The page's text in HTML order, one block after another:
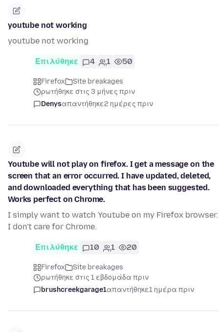
youtube not working
youtube not working
Επιλύθηκε 4 1 50
Firefox
Site breakages
ρωτήθηκε στις 3 μήνες πριν
Denysαπαντήθηκε2 ημέρες πριν
Youtube will not play on firefox. I get a message on the
screen that an error occurred. I have updated, deleted,
and downloaded everything that has been suggested.
Works perfect on Chrome.
I simply want to watch Youtube on my Firefox browser.
I don't care for Chrome.
Επιλύθηκε 10 1 20
Firefox
Site breakages
ρωτήθηκε στις 1 εβδομάδα πριν
brushcreekgarage1απαντήθηκε1 ημέρα πριν